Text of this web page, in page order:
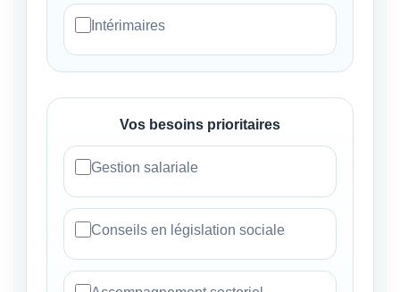
Intérimaires
Vos besoins prioritaires
Gestion salariale
Conseils en législation sociale